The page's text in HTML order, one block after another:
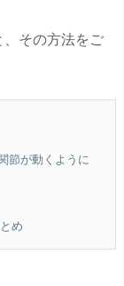
その方法をご
節が動くように
め